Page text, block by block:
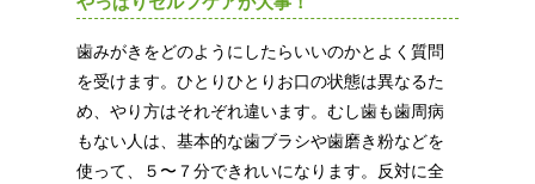
歯みがきをどのようにしたらいいのかとよく質問
を受けます。ひとりひとりお口の状態は異なるた
め、やり方はそれぞれ違います。むし歯も歯周病
もない人は、基本的な歯ブラシや歯磨き粉などを
使って、５〜７分できれいになります。反対に全